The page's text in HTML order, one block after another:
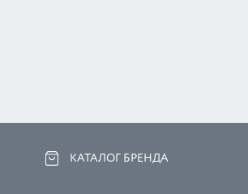
КАТАЛОГ БРЕНДА